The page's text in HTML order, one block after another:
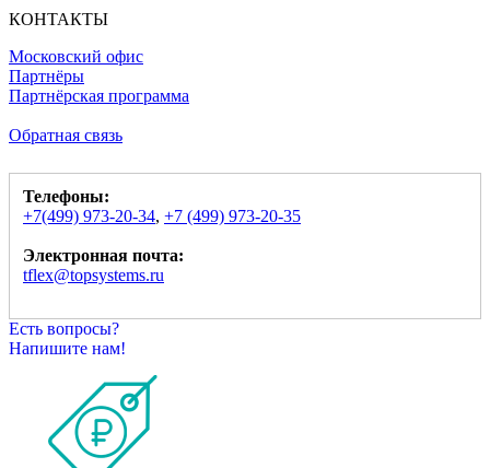
КОНТАКТЫ
Московский офис
Партнёры
Партнёрская программа
Обратная связь
Телефоны:
+7(499) 973-20-34, +7 (499) 973-20-35
Электронная почта:
tflex@topsystems.ru
Есть вопросы?
Напишите нам!